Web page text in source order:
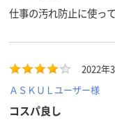
仕事の汚れ防止に使っ
2022年
ＡＳＫＵＬユーザー様
コスパ良し